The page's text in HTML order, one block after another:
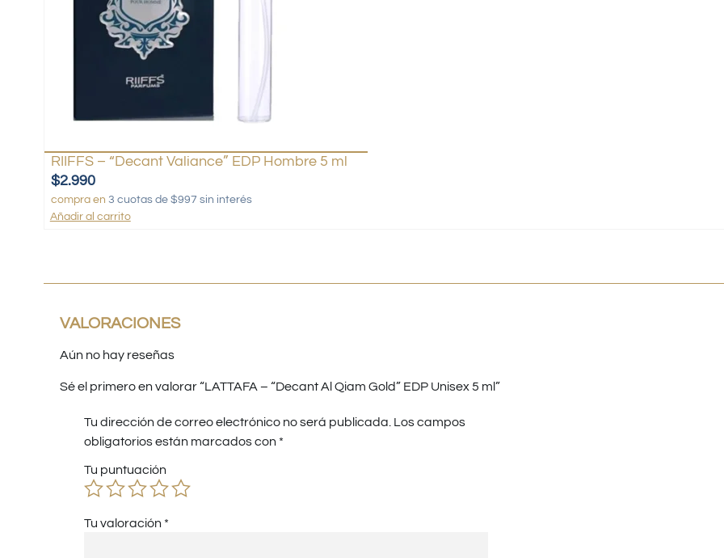
RIIFFS – “Decant Valiance” EDP Hombre 5 ml
$2.990
compra en 3 cuotas de $997 sin interés
Añadir al carrito
VALORACIONES
Aún no hay reseñas
Sé el primero en valorar “LATTAFA – “Decant Al Qiam Gold” EDP Unisex 5 ml”
Tu dirección de correo electrónico no será publicada. Los campos
obligatorios están marcados con *
Tu puntuación
Tu valoración *